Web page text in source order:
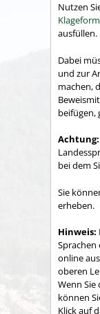
Nutzen
ausfüllen.
Dabei
und zur
machen,
beifügen,
Achtung:
bei dem
Sie
erheben.
Hinweis:
Sprachen
online
oberen
Wenn
können
Klick auf